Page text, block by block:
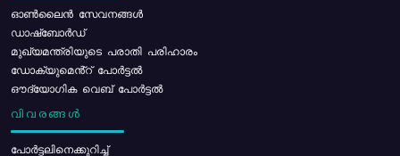
ഓൺലൈൻ സേവനങ്ങൾ
ഡാഷ്ബോർഡ്
മുഖ്യമന്ത്രിയുടെ പരാതി പരിഹാരം
ഡോക്യുമെൻ്റ് പോർട്ടൽ
ഔദ്യോഗിക വെബ് പോർട്ടൽ
വിവരങ്ങൾ
പോര്‍ട്ടലിനെക്കുറിച്ച്